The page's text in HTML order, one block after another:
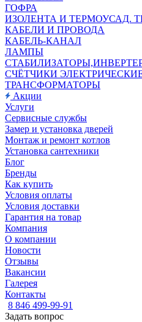
ГОФРА
ИЗОЛЕНТА И ТЕРМОУСАД.
КАБЕЛИ И ПРОВОДА
КАБЕЛЬ-КАНАЛ
ЛАМПЫ
СЧЁТЧИКИ
ТРАНСФОРМАТОРЫ
Акции
Услуги
Сервисные службы
Замер и установка дверей
Монтаж и ремонт котлов
Установка сантехники
Блог
Бренды
Как купить
Условия оплаты
Условия доставки
Гарантия на товар
Компания
О компании
Новости
Отзывы
Вакансии
Галерея
Контакты
8 846 499-99-91
Задать вопрос